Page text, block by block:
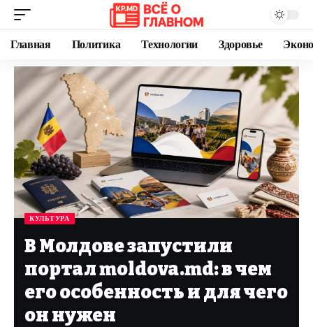
Главная Политика Технологии Здоровье
КУЛЬТУРА
В Молдове запустили
портал moldova.md: в чем
его особенность и для чего
он нужен